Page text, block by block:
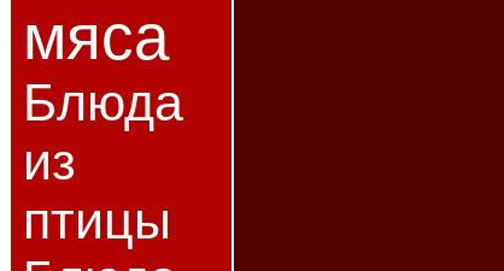
мяса
Блюда
из
птицы